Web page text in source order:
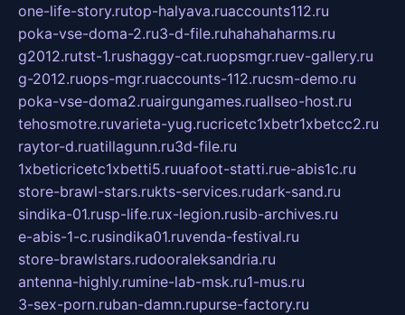
one-life-story.rutop-halyava.ruaccounts112.ru
poka-vse-doma-2.ru3-d-file.ruhahahaharms.ru
g2012.rutst-1.rushaggy-cat.ruopsmgr.ruev-gallery.ru
g-2012.ruops-mgr.ruaccounts-112.rucsm-demo.ru
poka-vse-doma2.ruairgungames.ruallseo-host.ru
tehosmotre.ruvarieta-yug.rucricetc1xbetr1xbetcc2.ru
raytor-d.ruatillagunn.ru3d-file.ru
1xbeticricetc1xbetti5.ruuafoot-statti.rue-abis1c.ru
store-brawl-stars.rukts-services.rudark-sand.ru
sindika-01.rusp-life.rux-legion.rusib-archives.ru
e-abis-1-c.rusindika01.ruvenda-festival.ru
store-brawlstars.rudooraleksandria.ru
antenna-highly.rumine-lab-msk.ru1-mus.ru
3-sex-porn.ruban-damn.rupurse-factory.ru